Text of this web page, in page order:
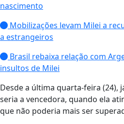
nascimento
Mobilizações levam Milei a
a estrangeiros
Brasil rebaixa relação com
insultos de Milei
Desde a última quarta-feira (24),
seria a vencedora, quando ela
que não poderia mais ser